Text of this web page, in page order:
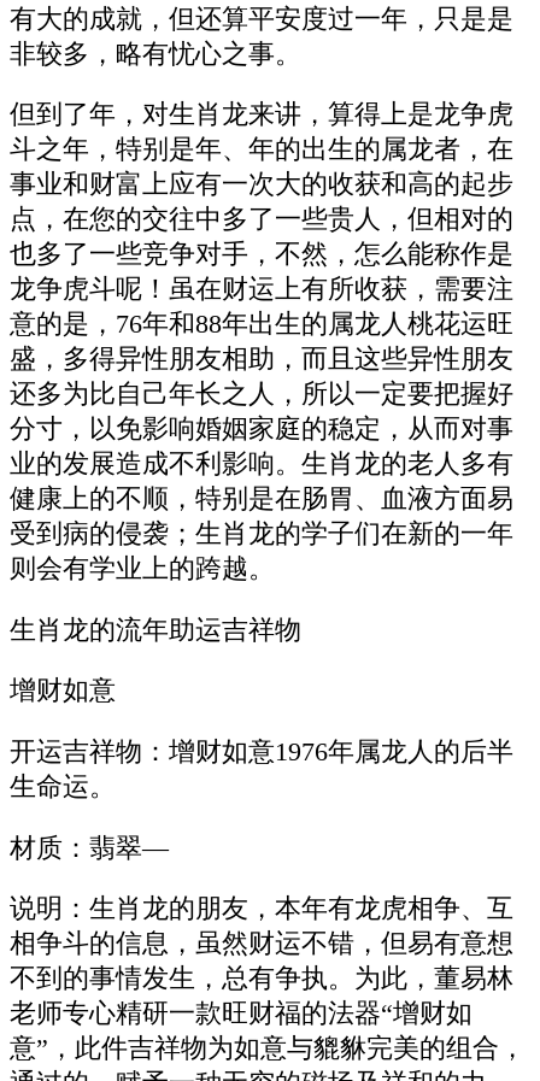
有大的成就，但还算平安度过一年，只是是
非较多，略有忧心之事。
但到了年，对生肖龙来讲，算得上是龙争虎
斗之年，特别是年、年的出生的属龙者，在
事业和财富上应有一次大的收获和高的起步
点，在您的交往中多了一些贵人，但相对的
也多了一些竞争对手，不然，怎么能称作是
龙争虎斗呢！虽在财运上有所收获，需要注
意的是，76年和88年出生的属龙人桃花运旺
盛，多得异性朋友相助，而且这些异性朋友
还多为比自己年长之人，所以一定要把握好
分寸，以免影响婚姻家庭的稳定，从而对事
业的发展造成不利影响。生肖龙的老人多有
健康上的不顺，特别是在肠胃、血液方面易
受到病的侵袭；生肖龙的学子们在新的一年
则会有学业上的跨越。
生肖龙的流年助运吉祥物
增财如意
开运吉祥物：增财如意1976年属龙人的后半
生命运。
材质：翡翠—
说明：生肖龙的朋友，本年有龙虎相争、互
相争斗的信息，虽然财运不错，但易有意想
不到的事情发生，总有争执。为此，董易林
老师专心精研一款旺财福的法器“增财如
意”，此件吉祥物为如意与貔貅完美的组合，